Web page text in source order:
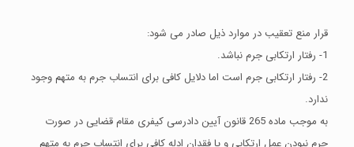
قرار منع تعقیب در موارد ذیل صادر می شود:
1- رفتار ارتکابی جرم نباشد.
2- رفتار ارتکابی جرم است اما دلایل کافی برای انتساب جرم به متهم وجود
ندارد.
به موجب ماده 265 قانون آیین دادرسی کیفری مقام قضایی در صورت
جرم نبودن عمل ارتکابی و یا فقدان ادله کافی برای انتساب جرم به متهم